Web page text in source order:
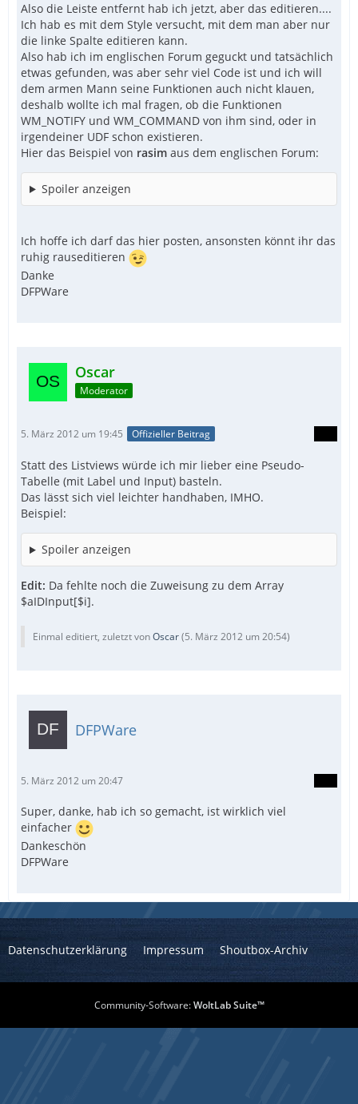
Also die Leiste entfernt hab ich jetzt, aber das editieren....
Ich hab es mit dem Style versucht, mit dem man aber nur
die linke Spalte editieren kann.
Also hab ich im englischen Forum geguckt und tatsächlich
etwas gefunden, was aber sehr viel Code ist und ich will
dem armen Mann seine Funktionen auch nicht klauen,
deshalb wollte ich mal fragen, ob die Funktionen
WM_NOTIFY und WM_COMMAND von ihm sind, oder in
irgendeiner UDF schon existieren.
Hier das Beispiel von rasim aus dem englischen Forum:
Spoiler anzeigen
Ich hoffe ich darf das hier posten, ansonsten könnt ihr das
ruhig rauseditieren
Danke
DFPWare
Oscar
Moderator
5. März 2012 um 19:45 Offizieller Beitrag
Statt des Listviews würde ich mir lieber eine Pseudo-
Tabelle (mit Label und Input) basteln.
Das lässt sich viel leichter handhaben, IMHO.
Beispiel:
Spoiler anzeigen
Edit: Da fehlte noch die Zuweisung zu dem Array
$aIDInput[$i].
Einmal editiert, zuletzt vonOscar(5. März 2012 um 20:54)
DFPWare
5. März 2012 um 20:47
Super, danke, hab ich so gemacht, ist wirklich viel
einfacher
Dankeschön
DFPWare
Datenschutzerklärung Impressum Shoutbox-Archiv
Community-Software:WoltLab Suite™